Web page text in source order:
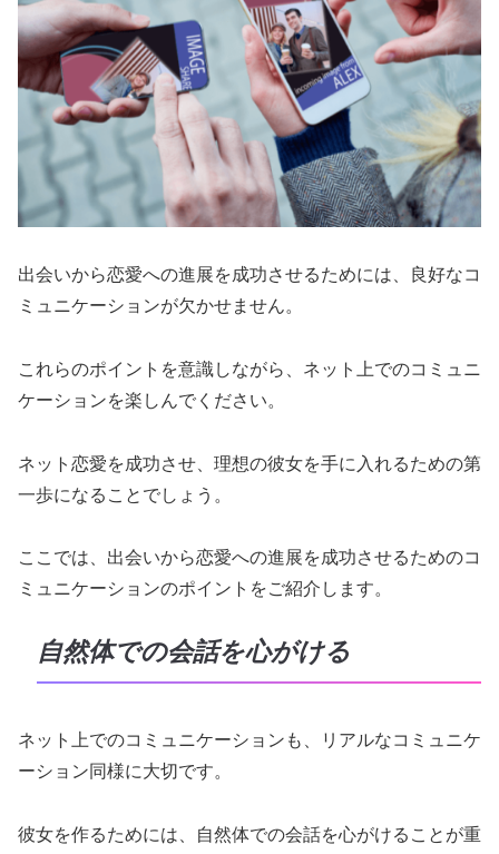
出会いから恋愛への進展を成功させるためには、良好なコ
ミュニケーションが欠かせません。
これらのポイントを意識しながら、ネット上でのコミュニ
ケーションを楽しんでください。
ネット恋愛を成功させ、理想の彼女を手に入れるための第
一歩になることでしょう。
ここでは、出会いから恋愛への進展を成功させるためのコ
ミュニケーションのポイントをご紹介します。
自然体での会話を心がける
ネット上でのコミュニケーションも、リアルなコミュニケ
ーション同様に大切です。
彼女を作るためには、自然体での会話を心がけることが重